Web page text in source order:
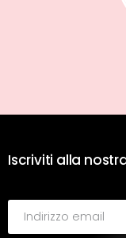
Iscriviti alla